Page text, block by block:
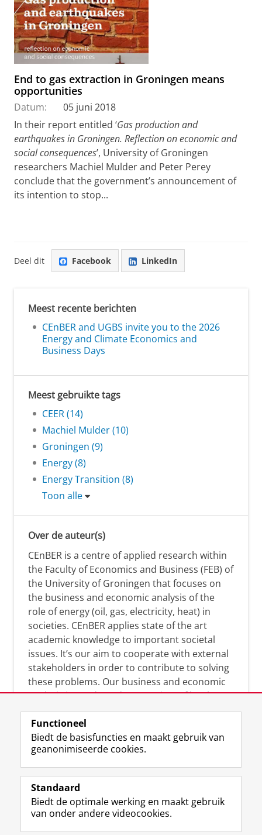
End to gas extraction in Groningen means
opportunities
Datum:
05 juni 2018
In their report entitled ‘Gas production and
earthquakes in Groningen. Reflection on economic and
social consequences’, University of Groningen
researchers Machiel Mulder and Peter Perey
conclude that the government’s announcement of
its intention to stop...
Deel dit Facebook LinkedIn
Meest recente berichten
CEnBER and UGBS invite you to the 2026
Energy and Climate Economics and
Business Days
Meest gebruikte tags
CEER (14)
Machiel Mulder (10)
Groningen (9)
Energy (8)
Energy Transition (8)
Toon alle
Over de auteur(s)
CEnBER is a centre of applied research within
the Faculty of Economics and Business (FEB) of
the University of Groningen that focuses on
the business and economic analysis of the
role of energy (oil, gas, electricity, heat) in
societies. CEnBER applies state of the art
academic knowledge to important societal
issues. It’s our aim to cooperate with external
stakeholders in order to contribute to solving
these problems. Our business and economic
analysis is conducted on a variety of levels:
micro, meso, and macro.
Over deze blog
On this blog, CEnBER shares research insights
and news about the experts affliated with the
Centre of Expertise.
Functioneel
Biedt de basisfuncties en maakt gebruik van
geanonimiseerde cookies.
Standaard
Biedt de optimale werking en maakt gebruik
van onder andere videocookies.